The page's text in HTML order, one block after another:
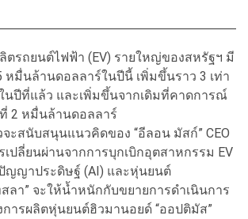
ตรถยนต์ไฟฟ้า (EV) รายใหญ่ของสหรัฐฯ มี
หมื่นล้านดอลลาร์ในปีนี้ เพิ่มขึ้นราว 3 เท่า
นปีที่แล้ว และเพิ่มขึ้นจากเดิมที่คาดการณ์
2 หมื่นล้านดอลลาร์
ะสนับสนุนแนวคิดของ “อีลอน มัสก์” CEO
เปลี่ยนผ่านจากการบุกเบิกอุตสาหกรรม EV
ญญาประดิษฐ์ (AI) และหุ่นยนต์
สลา” จะให้น้ำหนักกับขยายการดำเนินการ
การผลิตหุ่นยนต์ฮิวมานอยด์ “ออปติมัส”